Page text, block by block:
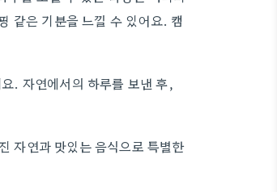
같은 기분을 느낄 수 있어요. 캠
. 자연에서의 하루를 보낸 후,
자연과 맛있는 음식으로 특별한